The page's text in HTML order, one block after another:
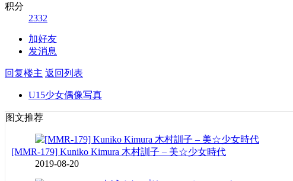
积分
2332
加好友
发消息
回复楼主 返回列表
U15少女偶像写真
图文推荐
[MMR-179] Kuniko Kimura 木村訓子 – 美☆少女時代
2019-08-20